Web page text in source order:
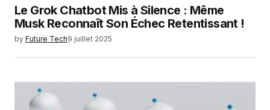
Le Grok Chatbot Mis à Silence : Même
Musk Reconnaît Son Échec Retentissant !
by Future Tech9 juillet 2025